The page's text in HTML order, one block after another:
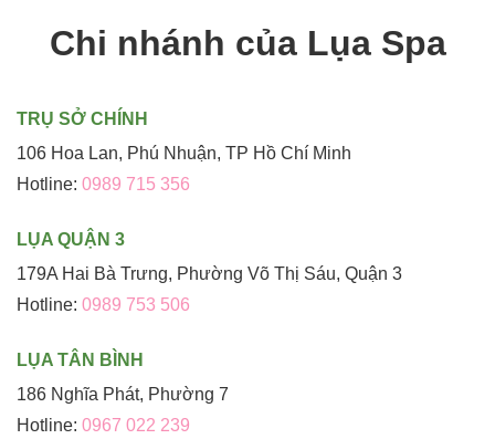
Chi nhánh của Lụa Spa
TRỤ SỞ CHÍNH
106 Hoa Lan, Phú Nhuận, TP Hồ Chí Minh
Hotline: 0989 715 356
LỤA QUẬN 3
179A Hai Bà Trưng, Phường Võ Thị Sáu, Quận 3
Hotline: 0989 753 506
LỤA TÂN BÌNH
186 Nghĩa Phát, Phường 7
Hotline: 0967 022 239